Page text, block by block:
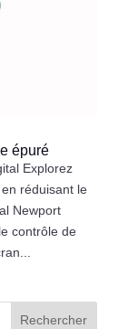
épuré
Explorez
réduisant le
Newport
contrôle de
Rechercher